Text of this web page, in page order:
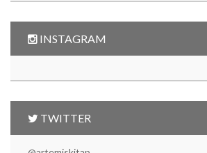
INSTAGRAM
TWITTER